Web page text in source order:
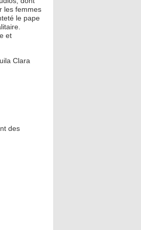
les femmes
le pape
et
Clara
des